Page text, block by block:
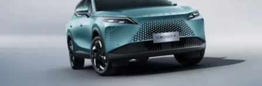
Кредитный калькулятор
Аксессуары
Одежда и сувениры
Дополнительная техническая поддержка
Руководства по эксплуатации
Клиентская поддержка
O&J Автоклуб
Обратная связь